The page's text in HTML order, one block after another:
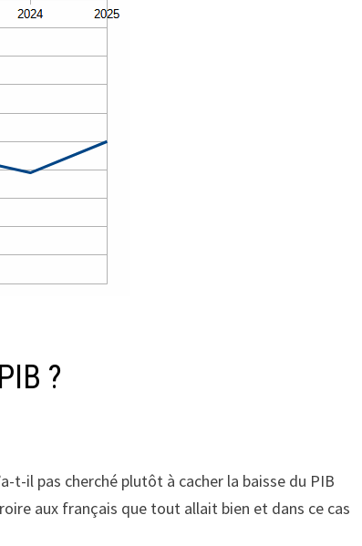
?
t-il pas cherché plutôt à cacher la baisse du PIB
aux français que tout allait bien et dans ce cas